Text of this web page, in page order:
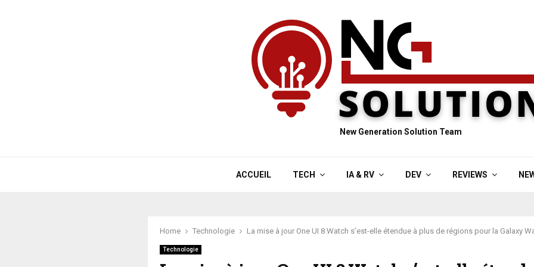
New Generation Solution Team
ACCUEIL TECH IA & RV DEV REVIEWS
Home Technologie La mise à jour One UI 8 Watch s’est-elle étendue à plus de régions pour la Galaxy
Technologie